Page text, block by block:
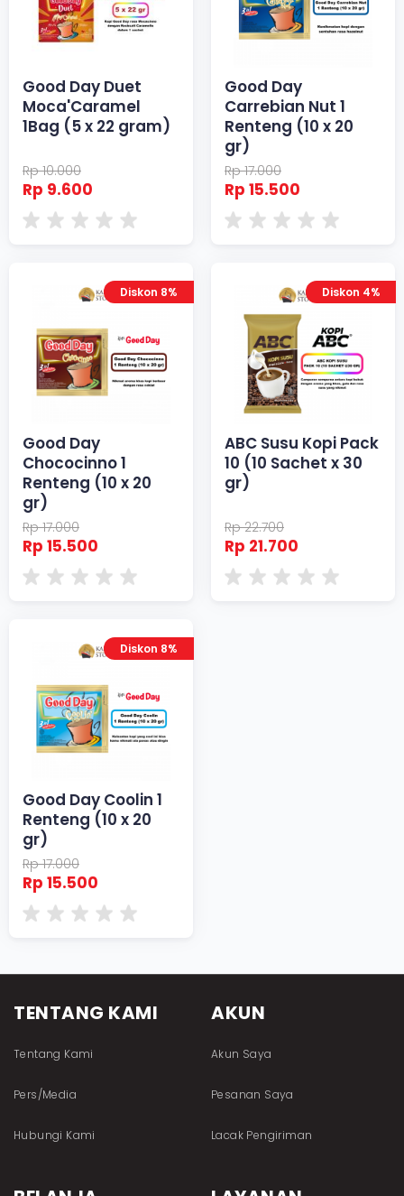
Good Day Duet
Moca'Caramel
1Bag (5 x 22 gram)
Rp 10.000
Rp 9.600
Good Day
Carrebian Nut 1
Renteng (10 x 20
gr)
Rp 17.000
Rp 15.500
Diskon 8%
Good Day
Chococinno 1
Renteng (10 x 20
gr)
Rp 17.000
Rp 15.500
Diskon 4%
ABC Susu Kopi Pack
10 (10 Sachet x 30
gr)
Rp 22.700
Rp 21.700
Diskon 8%
Good Day Coolin 1
Renteng (10 x 20
gr)
Rp 17.000
Rp 15.500
TENTANG KAMI
Tentang Kami
Pers/Media
Hubungi Kami
AKUN
Akun Saya
Pesanan Saya
Lacak Pengiriman